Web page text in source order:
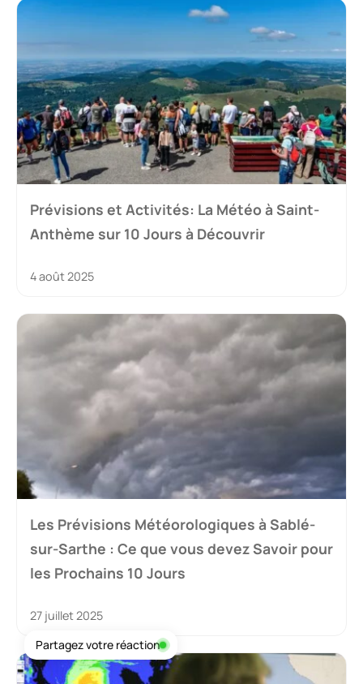
Prévisions et Activités: La Météo à Saint-
Anthème sur 10 Jours à Découvrir
4 août 2025
Les Prévisions Météorologiques à Sablé-
sur-Sarthe : Ce que vous devez Savoir pour
les Prochains 10 Jours
27 juillet 2025
Partagez votre réaction